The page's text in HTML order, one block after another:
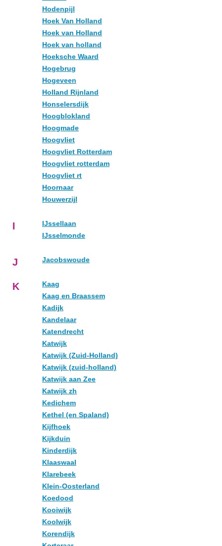
Hodenpijl
Hoek Van Holland
Hoek van Holland
Hoek van holland
Hoeksche Waard
Hogebrug
Hogeveen
Holland Rijnland
Honselersdijk
Hoogblokland
Hoogmade
Hoogvliet
Hoogvliet Rotterdam
Hoogvliet rotterdam
Hoogvliet rt
Hoornaar
Houwerzijl
I
IJssellaan
IJsselmonde
J Jacobswoude
K
Kaag
Kaag en Braassem
Kadijk
Kandelaar
Katendrecht
Katwijk
Katwijk (Zuid-Holland)
Katwijk (zuid-holland)
Katwijk aan Zee
Katwijk zh
Kedichem
Kethel (en Spaland)
Kijfhoek
Kijkduin
Kinderdijk
Klaaswaal
Klarebeek
Klein-Oosterland
Koedood
Kooiwijk
Koolwijk
Korendijk